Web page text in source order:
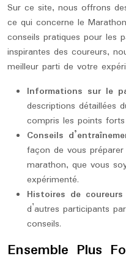
Sur ce site, nous offrons
ce qui concerne le
conseils pratiques pour les
inspirantes des coureurs,
meilleur parti de votre
Informations sur le
descriptions détaillées
compris les points
Conseils
façon de vous
marathon, que vous
expérimenté.
Histoires de
d’autres participants
conseils.
Ensemble Plus